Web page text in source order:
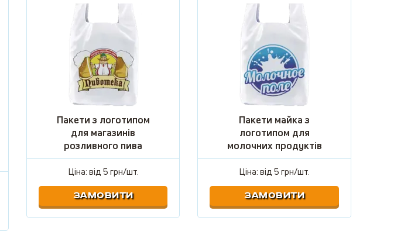
Пакети з логотипом
для магазинів
розливного пива
Ціна: від5 грн/шт.
ЗАМОВИТИ
Пакети майка з
логотипом для
молочних продуктів
Ціна: від5 грн/шт.
ЗАМОВИТИ